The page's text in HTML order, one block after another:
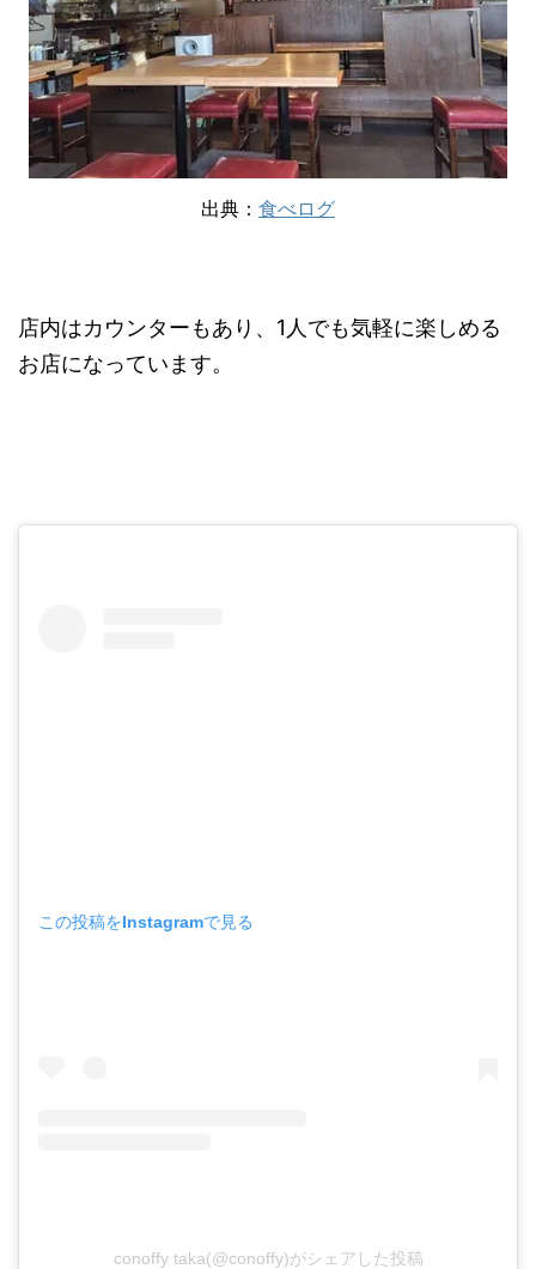
出典： 食べログ
店内はカウンターもあり、1人でも気軽に楽しめる
お店になっています。
この投稿をInstagramで見る
conoffy taka(@conoffy)がシェアした投稿